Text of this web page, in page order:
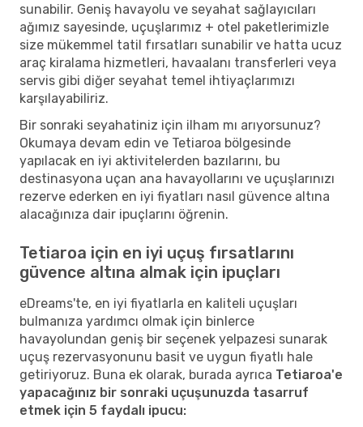
sunabilir. Geniş havayolu ve seyahat sağlayıcıları
ağımız sayesinde, uçuşlarımız + otel paketlerimizle
size mükemmel tatil fırsatları sunabilir ve hatta ucuz
araç kiralama hizmetleri, havaalanı transferleri veya
servis gibi diğer seyahat temel ihtiyaçlarımızı
karşılayabiliriz.
Bir sonraki seyahatiniz için ilham mı arıyorsunuz?
Okumaya devam edin ve Tetiaroa bölgesinde
yapılacak en iyi aktivitelerden bazılarını, bu
destinasyona uçan ana havayollarını ve uçuşlarınızı
rezerve ederken en iyi fiyatları nasıl güvence altına
alacağınıza dair ipuçlarını öğrenin.
Tetiaroa için en iyi uçuş fırsatlarını
güvence altına almak için ipuçları
eDreams'te, en iyi fiyatlarla en kaliteli uçuşları
bulmanıza yardımcı olmak için binlerce
havayolundan geniş bir seçenek yelpazesi sunarak
uçuş rezervasyonunu basit ve uygun fiyatlı hale
getiriyoruz. Buna ek olarak, burada ayrıca Tetiaroa'e
yapacağınız bir sonraki uçuşunuzda tasarruf
etmek için 5 faydalı ipucu: